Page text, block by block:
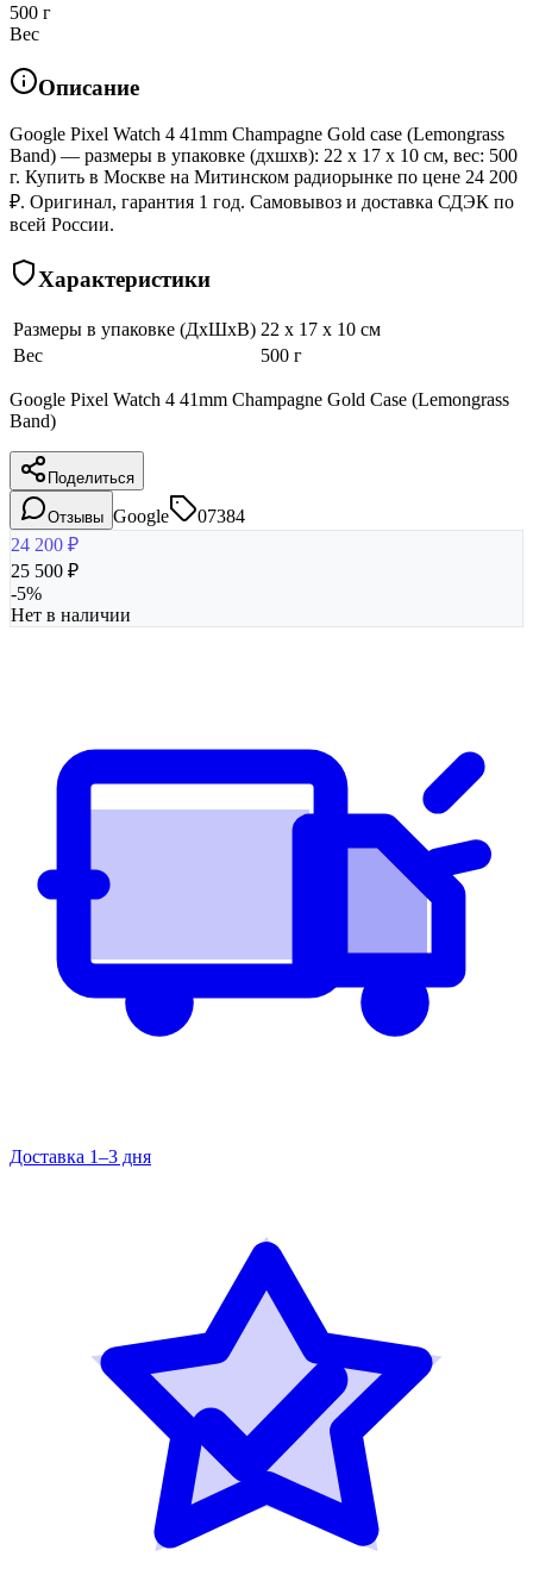
500 г
Вес
Описание
Google Pixel Watch 4 41mm Champagne Gold case (Lemongrass
Band) — размеры в упаковке (дхшхв): 22 x 17 x 10 см, вес: 500
г. Купить в Москве на Митинском радиорынке по цене 24 200
₽. Оригинал, гарантия 1 год. Самовывоз и доставка СДЭК по
всей России.
Характеристики
Размеры в упаковке (ДхШхВ) 22 x 17 x 10 см
Вес
500 г
Google Pixel Watch 4 41mm Champagne Gold Case (Lemongrass
Band)
Поделиться
Отзывы Google
07384
24 200 ₽
25 500 ₽
-5%
Нет в наличии
Доставка 1–3 дня